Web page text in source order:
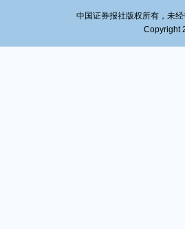
中国证券报社版权所有，未
Copyright